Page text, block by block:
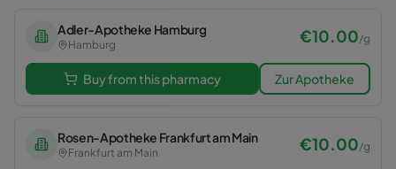
Adler-Apotheke Hamburg
Hamburg €10.00/g
Buy from this pharmacy Zur Apotheke
Rosen-Apotheke Frankfurt am Main
Frankfurt am Main €10.00/g